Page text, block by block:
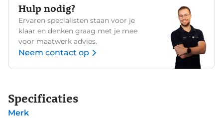
Hulp nodig?
Ervaren specialisten staan voor je
klaar en denken graag met je mee
voor maatwerk advies.
Neem contact op
Specificaties
Merk